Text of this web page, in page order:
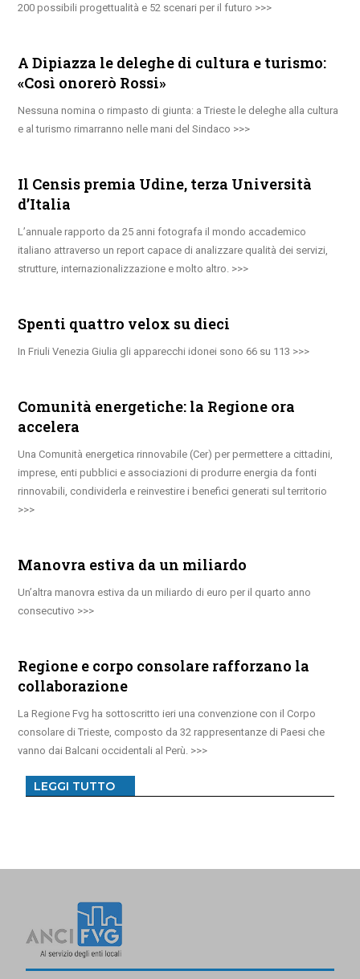
200 possibili progettualità e 52 scenari per il futuro
A Dipiazza le deleghe di cultura e turismo:
«Così onorerò Rossi»
Nessuna nomina o rimpasto di giunta: a Trieste le deleghe alla cultura
e al turismo rimarranno nelle mani del Sindaco
Il Censis premia Udine, terza Università
d’Italia
L’annuale rapporto da 25 anni fotografa il mondo accademico
italiano attraverso un report capace di analizzare qualità dei servizi,
strutture, internazionalizzazione e molto altro.
Spenti quattro velox su dieci
In Friuli Venezia Giulia gli apparecchi idonei sono 66 su 113
Comunità energetiche: la Regione ora
accelera
Una Comunità energetica rinnovabile (Cer) per permettere a cittadini,
imprese, enti pubblici e associazioni di produrre energia da fonti
rinnovabili, condividerla e reinvestire i benefici generati sul territorio
Manovra estiva da un miliardo
Un’altra manovra estiva da un miliardo di euro per il quarto anno
consecutivo
Regione e corpo consolare rafforzano la
collaborazione
La Regione Fvg ha sottoscritto ieri una convenzione con il Corpo
consolare di Trieste, composto da 32 rappresentanze di Paesi che
vanno dai Balcani occidentali al Perù.
LEGGI TUTTO